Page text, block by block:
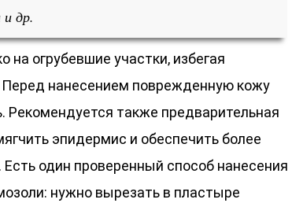
др.
на огрубевшие участки, избегая
нанесением поврежденную кожу
Рекомендуется также предварительная
эпидермис и обеспечить более
один проверенный способ нанесения
нужно вырезать в пластыре